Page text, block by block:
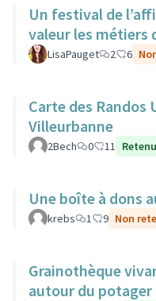
Un festival de
valeur les métiers
LisaPauget 2 6
Carte des Randos
Villeurbanne
2Bech 0 11
Une boîte à dons
krebs 1 9 Non
Grainothèque
autour du potager